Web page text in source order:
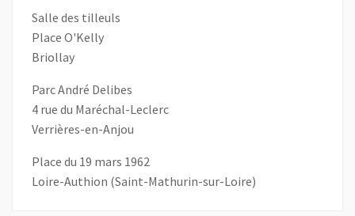
Salle des tilleuls
Place O'Kelly
Briollay
Parc André Delibes
4 rue du Maréchal-Leclerc
Verrières-en-Anjou
Place du 19 mars 1962
Loire-Authion (Saint-Mathurin-sur-Loire)